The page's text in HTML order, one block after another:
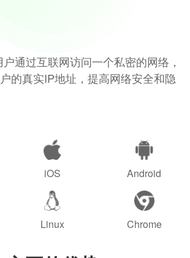
通过互联网访问一个私密的网络，
的真实IP地址，提高网络安全和隐
iOS Android
Linux Chrome